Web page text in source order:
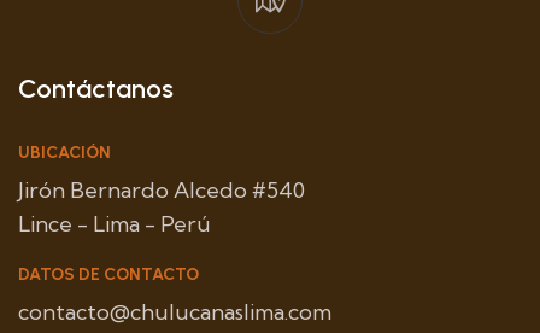
Contáctanos
UBICACIÓN
Jirón Bernardo Alcedo #540
Lince - Lima - Perú
DATOS DE CONTACTO
contacto@chulucanaslima.com